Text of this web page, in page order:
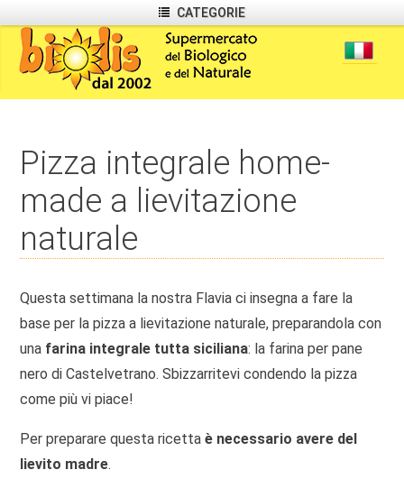
CATEGORIE
Pizza integrale home-
made a lievitazione
naturale
Questa settimana la nostra Flavia ci insegna a fare la
base per la pizza a lievitazione naturale, preparandola con
una farina integrale tutta siciliana: la farina per pane
nero di Castelvetrano. Sbizzarritevi condendo la pizza
come più vi piace!
Per preparare questa ricettaè necessario avere del
lievito madre.